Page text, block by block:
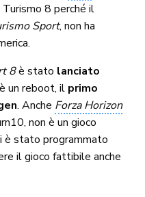
Turismo 8 perché il
Sport, non ha
8è stato lanciato
un reboot, il primo
. Anche Forza Horizon
non è un gioco
è stato programmato
il gioco fattibile anche